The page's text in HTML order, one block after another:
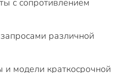
различной
модели краткосрочной